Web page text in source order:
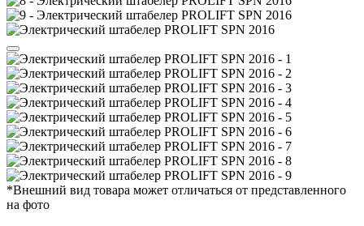
*Внешний вид товара может отличаться от представленного
на фото